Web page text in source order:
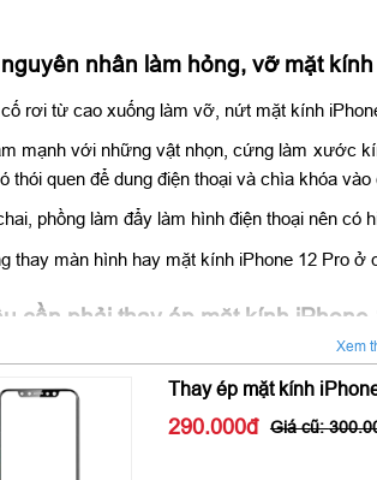
nhân làm hỏng, vỡ mặt
rơi từ cao xuống làm vỡ, nứt mặt kính
mạnh với những vật nhọn, cứng làm xước
thói quen để dung điện thoại và chìa khóa vào
phồng làm đẩy làm hình điện thoại nên có
thay màn hình hay mặt kính iPhone 12 Pro
cần phải thay ép mặt kính iPhone
thoại iPhone 12 Pro của bạn bị vỡ mặt kính
tuy nhiên cảm ứng lại không sử dụng
do sử dụng lâu ngày nên có nhiều vết xước,
Xem
Thay ép mặt kính
290.000